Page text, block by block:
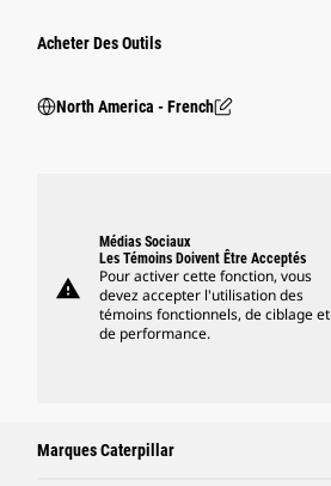
Acheter Des Outils
North America - French
warning
Médias Sociaux
Les Témoins Doivent Être Acceptés
Pour activer cette fonction, vous
devez accepter l'utilisation des
témoins fonctionnels, de ciblage et
de performance.
Marques Caterpillar